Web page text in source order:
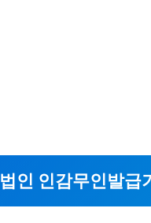
법인 인감무인발급